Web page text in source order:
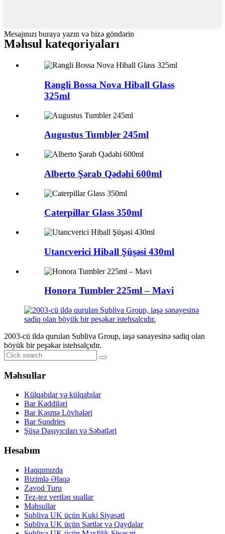
Mesajınızı buraya yazın və bizə göndərin
Məhsul kateqoriyaları
Rəngli Bossa Nova Hiball Glass
325ml
Augustus Tumbler 245ml
Alberto Şərab Qədəhi 600ml
Caterpillar Glass 350ml
Utancverici Hiball Şüşəsi 430ml
Honora Tumbler 225ml – Mavi
2003-cü ildə qurulan Subliva Group, iaşə sənayesinə sadiq olan
böyük bir peşəkar istehsalçıdır.
Məhsullar
Külqabılar və külqabılar
Bar Kaddiləri
Bar Kəsmə Lövhələri
Bar Sundries
Şüşə Daşıyıcıları və Səbətləri
Hesabım
Haqqımızda
Bizimlə Əlaqə
Zavod Turu
Tez-tez verilən suallar
Məhsullar
Subliva UK üçün Kuki Siyasəti
Subliva UK üçün Şərtlər və Qaydalar